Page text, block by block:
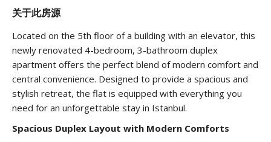
关于此房源
Located on the 5th floor of a building with an elevator, this
newly renovated 4-bedroom, 3-bathroom duplex
apartment offers the perfect blend of modern comfort and
central convenience. Designed to provide a spacious and
stylish retreat, the flat is equipped with everything you
need for an unforgettable stay in Istanbul.
Spacious Duplex Layout with Modern Comforts